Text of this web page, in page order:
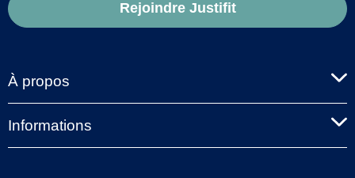
Rejoindre Justifit
À propos
Informations